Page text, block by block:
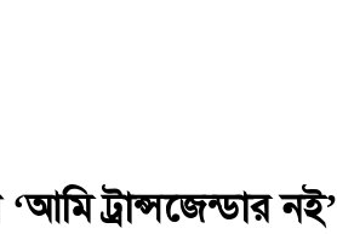
ট্রান্সজেন্ডার নই’